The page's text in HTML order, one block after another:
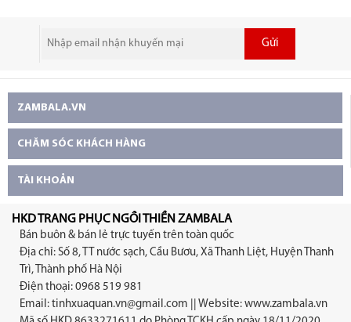
Gửi
ZAMBALA.VN
CHĂM SÓC KHÁCH HÀNG
TÀI KHOẢN
HKD TRANG PHỤC NGỒI THIỀN ZAMBALA
Bán buôn & bán lẻ trực tuyến trên toàn quốc
Địa chỉ: Số 8, TT nước sạch, Cầu Bươu, Xã Thanh Liệt, Huyện Thanh
Trì, Thành phố Hà Nội
Điện thoại: 0968 519 981
Email: tinhxuaquan.vn@gmail.com || Website: www.zambala.vn